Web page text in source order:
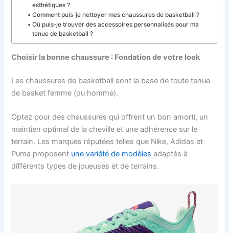
esthétiques ?
Comment puis-je nettoyer mes chaussures de basketball ?
Où puis-je trouver des accessoires personnalisés pour ma
tenue de basketball ?
Choisir la bonne chaussure : Fondation de votre look
Les chaussures de basketball sont la base de toute tenue
de basket femme (ou homme).
Optez pour des chaussures qui offrent un bon amorti, un
maintien optimal de la cheville et une adhérence sur le
terrain. Les marques réputées telles que Nike, Adidas et
Puma proposent une variété de modèles adaptés à
différents types de joueuses et de terrains.